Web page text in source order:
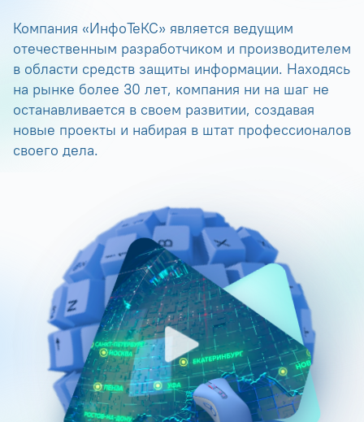
Компания «ИнфоТеКС» является ведущим
отечественным разработчиком и производителем
в области средств защиты информации. Находясь
на рынке более 30 лет, компания ни на шаг не
останавливается в своем развитии, создавая
новые проекты и набирая в штат профессионалов
своего дела.